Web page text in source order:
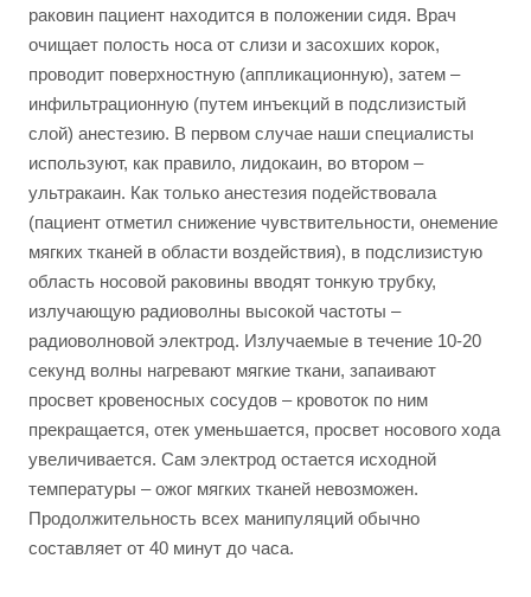
раковин пациент находится в положении сидя. Врач
очищает полость носа от слизи и засохших корок,
проводит поверхностную (аппликационную), затем –
инфильтрационную (путем инъекций в подслизистый
слой) анестезию. В первом случае наши специалисты
используют, как правило, лидокаин, во втором –
ультракаин. Как только анестезия подействовала
(пациент отметил снижение чувствительности, онемение
мягких тканей в области воздействия), в подслизистую
область носовой раковины вводят тонкую трубку,
излучающую радиоволны высокой частоты –
радиоволновой электрод. Излучаемые в течение 10-20
секунд волны нагревают мягкие ткани, запаивают
просвет кровеносных сосудов – кровоток по ним
прекращается, отек уменьшается, просвет носового хода
увеличивается. Сам электрод остается исходной
температуры – ожог мягких тканей невозможен.
Продолжительность всех манипуляций обычно
составляет от 40 минут до часа.